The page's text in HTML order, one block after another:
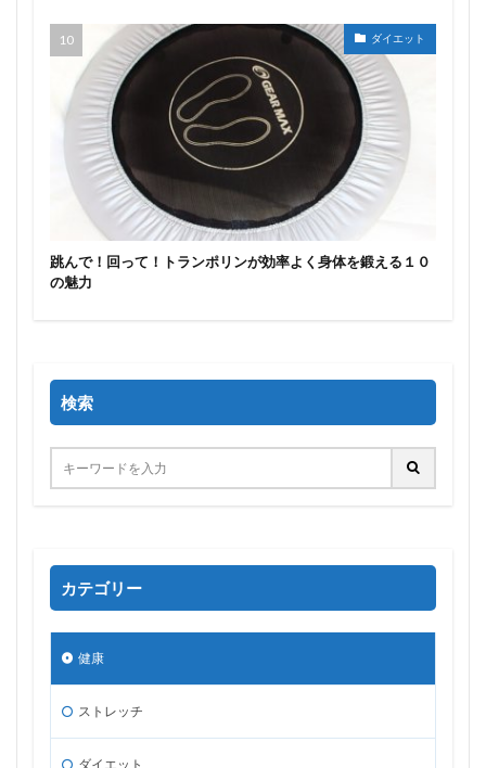
ダイエット
跳んで！回って！トランポリンが効率よく身体を鍛える１０
の魅力
検索
カテゴリー
健康
ストレッチ
ダイエット